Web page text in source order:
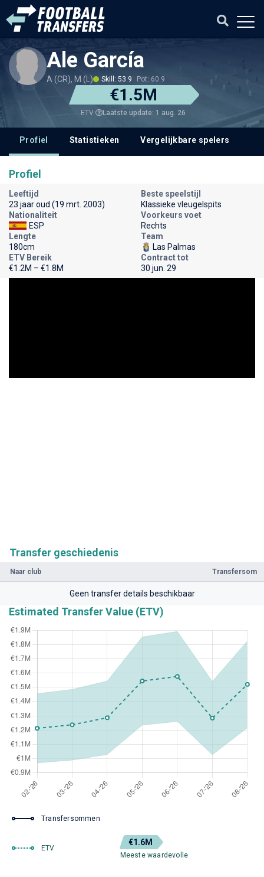
Ale García
A (CR), M (L) Skill: 53.9 Pot: 60.9
€1.5M
ETV Laatste update: 1 aug. 26
Profiel Statistieken Vergelijkbare spelers
Transfer geschiedenis
Naar club Transfersom
Geen transfer details beschikbaar
Estimated Transfer Value (ETV)
Transfersommen
ETV
€1.6M
Meeste waardevolle
Profiel
Leeftijd
23 jaar oud (19 mrt. 2003)
Beste speelstijl
Klassieke vleugelspits
Nationaliteit
ESP
Voorkeurs voet
Rechts
Lengte
180cm
Team
Las Palmas
ETV Bereik
€1.2M – €1.8M
Contract tot
30 jun. 29